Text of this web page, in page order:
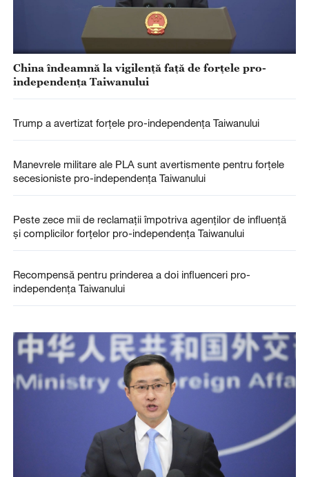
China îndeamnă la vigilență față de forțele pro-
independența Taiwanului
Trump a avertizat forțele pro-independența Taiwanului
Manevrele militare ale PLA sunt avertismente pentru forțele
secesioniste pro-independența Taiwanului
Peste zece mii de reclamații împotriva agenților de influență
și complicilor forțelor pro-independența Taiwanului
Recompensă pentru prinderea a doi influenceri pro-
independența Taiwanului